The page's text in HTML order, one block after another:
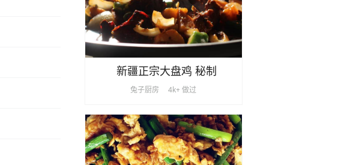
新疆正宗大盘鸡 秘制
兔子厨房 4k+ 做过